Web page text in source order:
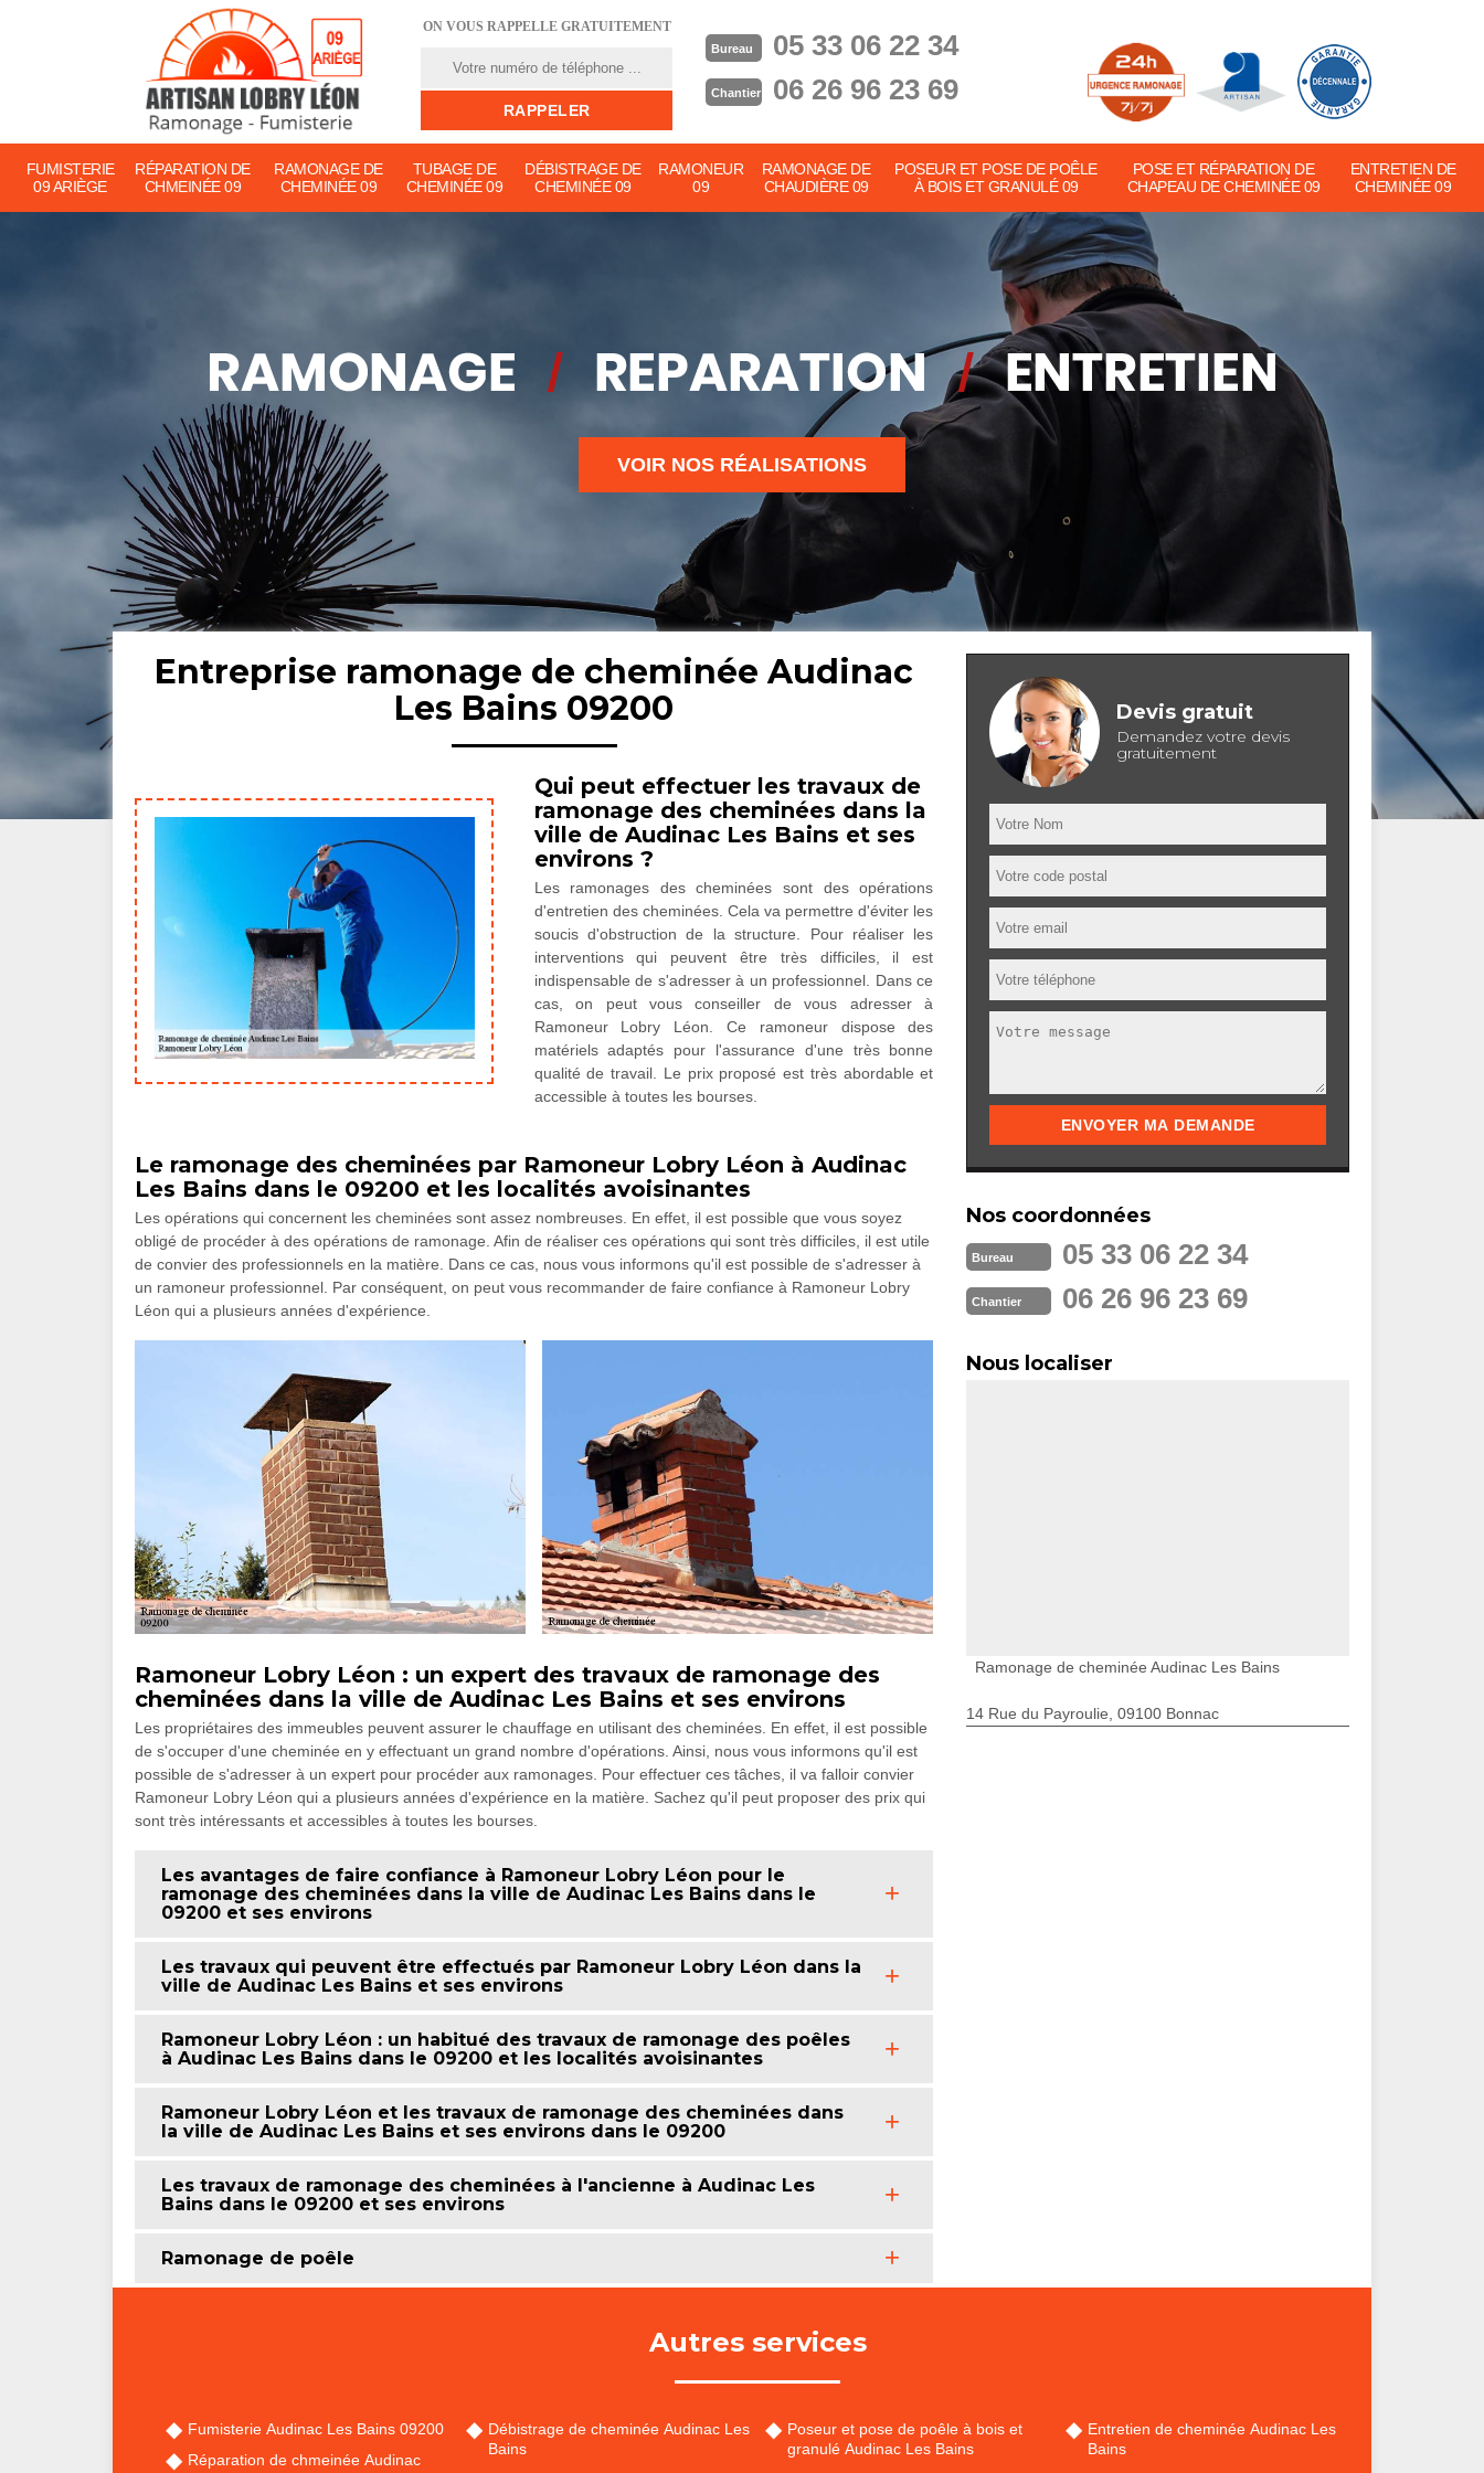
ON VOUS RAPPELLE GRATUITEMENT
Bureau 05 33 06 22 34
Chantier 06 26 96 23 69
FUMISTERIE
09 ARIÈGE
RÉPARATION DE
CHMEINÉE 09
RAMONAGE DE
CHEMINÉE 09
TUBAGE DE
CHEMINÉE 09
DÉBISTRAGE DE
CHEMINÉE 09
RAMONEUR
09
RAMONAGE DE
CHAUDIÈRE 09
POSEUR ET POSE DE POÊLE
À BOIS ET GRANULÉ 09
POSE ET RÉPARATION DE
CHAPEAU DE CHEMINÉE 09
ENTRETIEN DE
CHEMINÉE 09
VOIR NOS RÉALISATIONS
Entreprise ramonage de cheminée Audinac
Les Bains 09200
Qui peut effectuer les travaux de
ramonage des cheminées dans la
ville de Audinac Les Bains et ses
environs ?
Les ramonages des cheminées sont des opérations
d'entretien des cheminées. Cela va permettre d'éviter les
soucis d'obstruction de la structure. Pour réaliser les
interventions qui peuvent être très difficiles, il est
indispensable de s'adresser à un professionnel. Dans ce
cas, on peut vous conseiller de vous adresser à
Ramoneur Lobry Léon. Ce ramoneur dispose des
matériels adaptés pour l'assurance d'une très bonne
qualité de travail. Le prix proposé est très abordable et
accessible à toutes les bourses.
Le ramonage des cheminées par Ramoneur Lobry Léon à Audinac
Les Bains dans le 09200 et les localités avoisinantes
Les opérations qui concernent les cheminées sont assez nombreuses. En effet, il est possible que vous soyez
obligé de procéder à des opérations de ramonage. Afin de réaliser ces opérations qui sont très difficiles, il est utile
de convier des professionnels en la matière. Dans ce cas, nous vous informons qu'il est possible de s'adresser à
un ramoneur professionnel. Par conséquent, on peut vous recommander de faire confiance à Ramoneur Lobry
Léon qui a plusieurs années d'expérience.
Ramoneur Lobry Léon : un expert des travaux de ramonage des
cheminées dans la ville de Audinac Les Bains et ses environs
Les propriétaires des immeubles peuvent assurer le chauffage en utilisant des cheminées. En effet, il est possible
de s'occuper d'une cheminée en y effectuant un grand nombre d'opérations. Ainsi, nous vous informons qu'il est
possible de s'adresser à un expert pour procéder aux ramonages. Pour effectuer ces tâches, il va falloir convier
Ramoneur Lobry Léon qui a plusieurs années d'expérience en la matière. Sachez qu'il peut proposer des prix qui
sont très intéressants et accessibles à toutes les bourses.
Les avantages de faire confiance à Ramoneur Lobry Léon pour le
ramonage des cheminées dans la ville de Audinac Les Bains dans le
09200 et ses environs
Les travaux qui peuvent être effectués par Ramoneur Lobry Léon dans la
ville de Audinac Les Bains et ses environs
Ramoneur Lobry Léon : un habitué des travaux de ramonage des poêles
à Audinac Les Bains dans le 09200 et les localités avoisinantes
Ramoneur Lobry Léon et les travaux de ramonage des cheminées dans
la ville de Audinac Les Bains et ses environs dans le 09200
Les travaux de ramonage des cheminées à l'ancienne à Audinac Les
Bains dans le 09200 et ses environs
Ramonage de poêle
Devis gratuit
Demandez votre devis
gratuitement
Nos coordonnées
Bureau 05 33 06 22 34
Chantier 06 26 96 23 69
Nous localiser
Ramonage de cheminée Audinac Les Bains
14 Rue du Payroulie, 09100 Bonnac
Autres services
Fumisterie Audinac Les Bains 09200
Réparation de chmeinée Audinac
Débistrage de cheminée Audinac Les
Bains
Poseur et pose de poêle à bois et
granulé Audinac Les Bains
Entretien de cheminée Audinac Les
Bains